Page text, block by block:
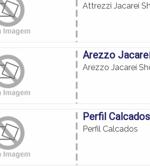
Attrezzi Jacareí
Arezzo
Arezzo Jacareí
Perfil Calcados
Perfil Calcados